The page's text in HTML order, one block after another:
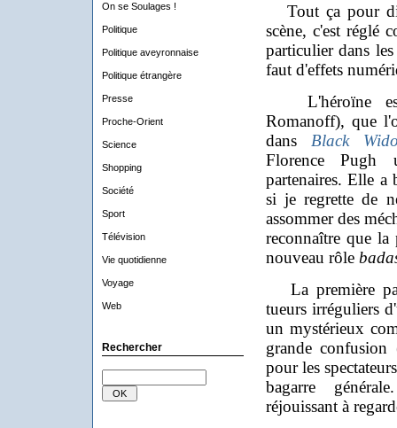
On se Soulages !
Politique
Politique aveyronnaise
Politique étrangère
Presse
Proche-Orient
Science
Shopping
Société
Sport
Télévision
Vie quotidienne
Voyage
Web
Rechercher
Tout ça pour
scène, c'est réglé
particulier dans
faut d'effets
L'héroïne est
Romanoff), que
dans Black
Florence Pugh
partenaires. Elle a
si je regrette de
assommer des
reconnaître que la
nouveau rôle
La première
tueurs irréguliers
un mystérieux
grande confusion
pour les
bagarre
réjouissant à